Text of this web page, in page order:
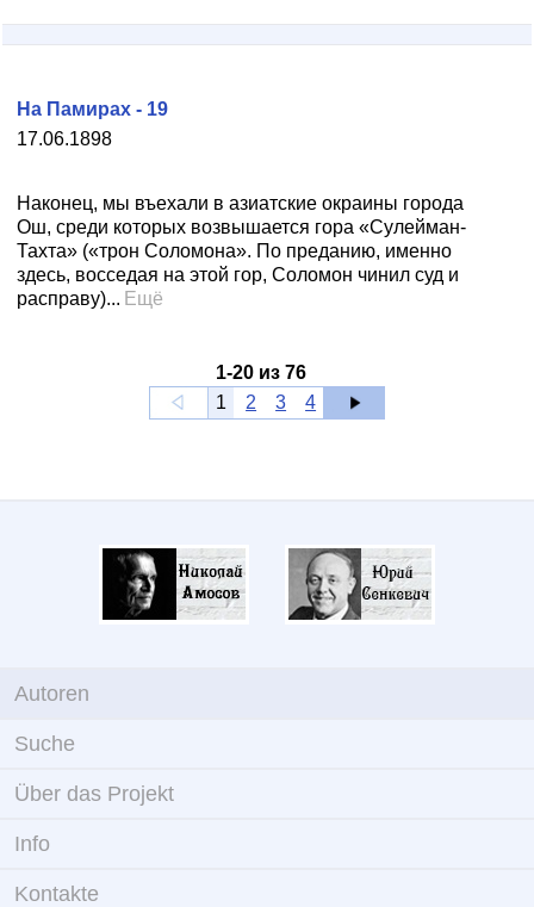
17.06.1898
На Памирах - 19
Наконец, мы въехали в азиатские окраины города
Ош, среди которых возвышается гора «Сулейман-
Тахта» («трон Соломона». По преданию, именно
здесь, восседая на этой гор, Соломон чинил суд и
расправу)... Ещё
1-20 из 76
1
2 3 4
Autoren
Suche
Über das Projekt
Info
Kontakte